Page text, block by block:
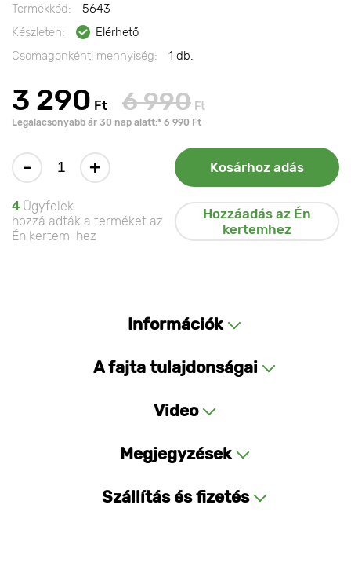
Termékkód:
5643
Készleten:
Elérhető
Csomagonkénti mennyiség:
1 db.
3 290 Ft 6 990 Ft
Legalacsonyabb ár 30 nap alatt:* 6 990 Ft
- + Kosárhoz adás
4 Ügyfelek
hozzá adták a terméket az
Én kertem-hez
Hozzáadás az Én
kertemhez
Információk
A fajta tulajdonságai
Video
Megjegyzések
Szállítás és fizetés